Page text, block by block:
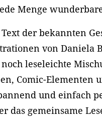
Menge
der bekannten
von Daniela
leseleichte
Comic-Elementen
und einfach
das gemeinsame